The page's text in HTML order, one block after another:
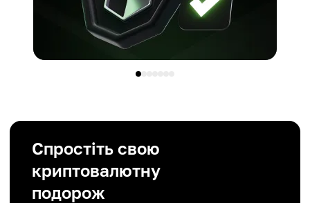
Спростіть свою
криптовалютну
подорож